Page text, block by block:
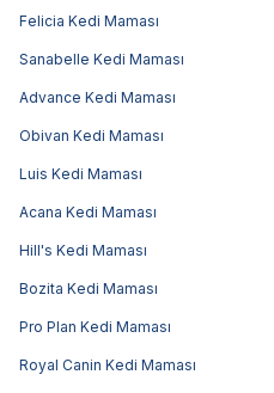
Felicia Kedi Maması
Sanabelle Kedi Maması
Advance Kedi Maması
Obivan Kedi Maması
Luis Kedi Maması
Acana Kedi Maması
Hill's Kedi Maması
Bozita Kedi Maması
Pro Plan Kedi Maması
Royal Canin Kedi Maması